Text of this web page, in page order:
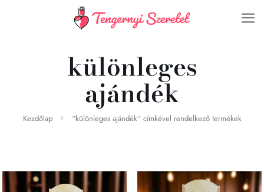
különleges
ajándék
Kezdőlap “különleges ajándék” címkével rendelkező termékek